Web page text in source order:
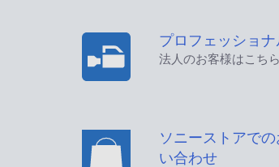
プロフェッショ
法人のお客様はこちら
ソニーストアで
い合わせ